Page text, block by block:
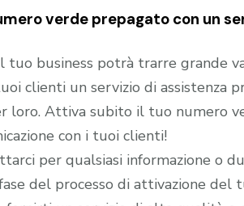
verde prepagato con un
tuo business potrà trarre grande
clienti un servizio di assistenza
loro. Attiva subito il tuo numero
con i tuoi clienti!
per qualsiasi informazione o
del processo di attivazione del